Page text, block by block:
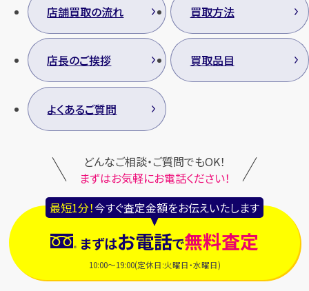
店舗買取の流れ 買取方法
店長のご挨拶 買取品目
よくあるご質問
どんなご相談・ご質問でもOK！
まずはお気軽にお電話ください！
最短1分！今すぐ査定金額をお伝えいたします
まずはお電話で無料査定
10:00～19:00(定休日:火曜日・水曜日)